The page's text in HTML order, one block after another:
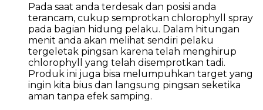
Pada saat anda terdesak dan posisi anda
terancam, cukup semprotkan chlorophyll spray
pada bagian hidung pelaku. Dalam hitungan
menit anda akan melihat sendiri pelaku
tergeletak pingsan karena telah menghirup
chlorophyll yang telah disemprotkan tadi.
Produk ini juga bisa melumpuhkan target yang
ingin kita bius dan langsung pingsan seketika
aman tanpa efek samping.